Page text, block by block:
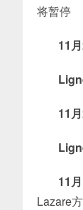
将暂停
11
11
11
Lazare